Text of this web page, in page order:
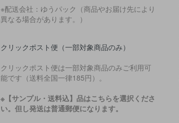
※配送会社：ゆうパック（商品やお届け先により
異なる場合があります。）
クリックポスト便（一部対象商品のみ）
クリックポスト便は一部対象商品のみご利用可
能です（送料全国一律185円）。
※【サンプル・送料込】品はこちらを選択くださ
い。但し発送は普通郵便になります。